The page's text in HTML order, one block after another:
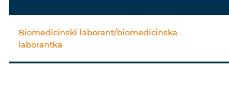
Biomedicinski laborant/biomedicinska
laborantka